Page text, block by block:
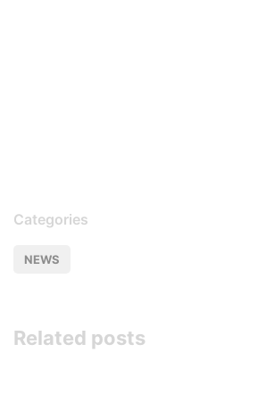
Categories
NEWS
Related posts